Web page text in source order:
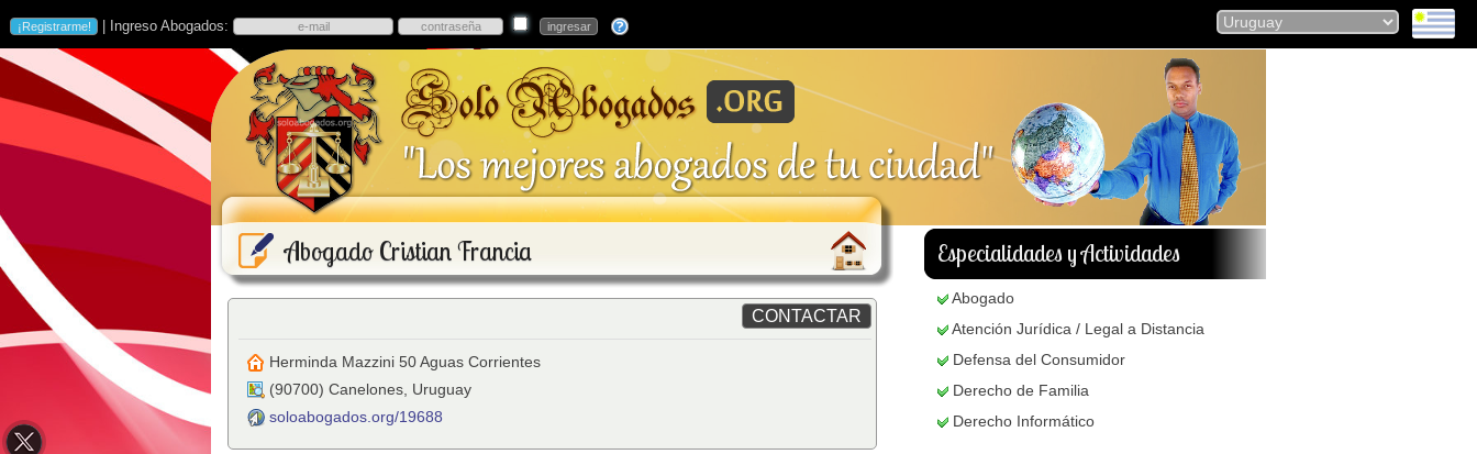
| Ingreso Abogados:
Abogado Cristian Francia Especialidades y Actividades
Herminda Mazzini 50 Aguas Corrientes
(90700) Canelones Uruguay
soloabogados.org/19688
Abogado
Atención Jurídica / Legal a Distancia
Defensa del Consumidor
Derecho de Familia
Derecho Informático